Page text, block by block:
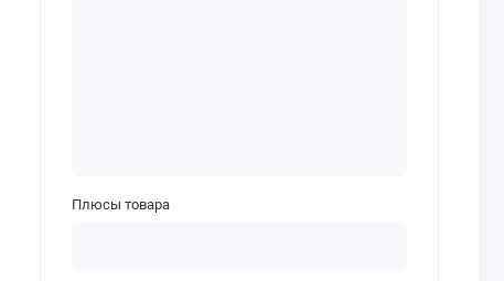
Плюсы товара